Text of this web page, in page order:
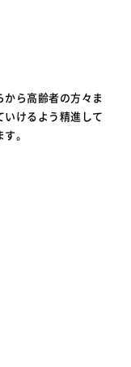
ら高齢者の方々ま
けるよう精進して
。